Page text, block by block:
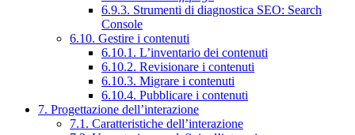
6.9.3. Strumenti di diagnostica SEO: Search
Console
6.10. Gestire i contenuti
6.10.1. L’inventario dei contenuti
6.10.2. Revisionare i contenuti
6.10.3. Migrare i contenuti
6.10.4. Pubblicare i contenuti
7. Progettazione dell’interazione
7.1. Caratteristiche dell’interazione